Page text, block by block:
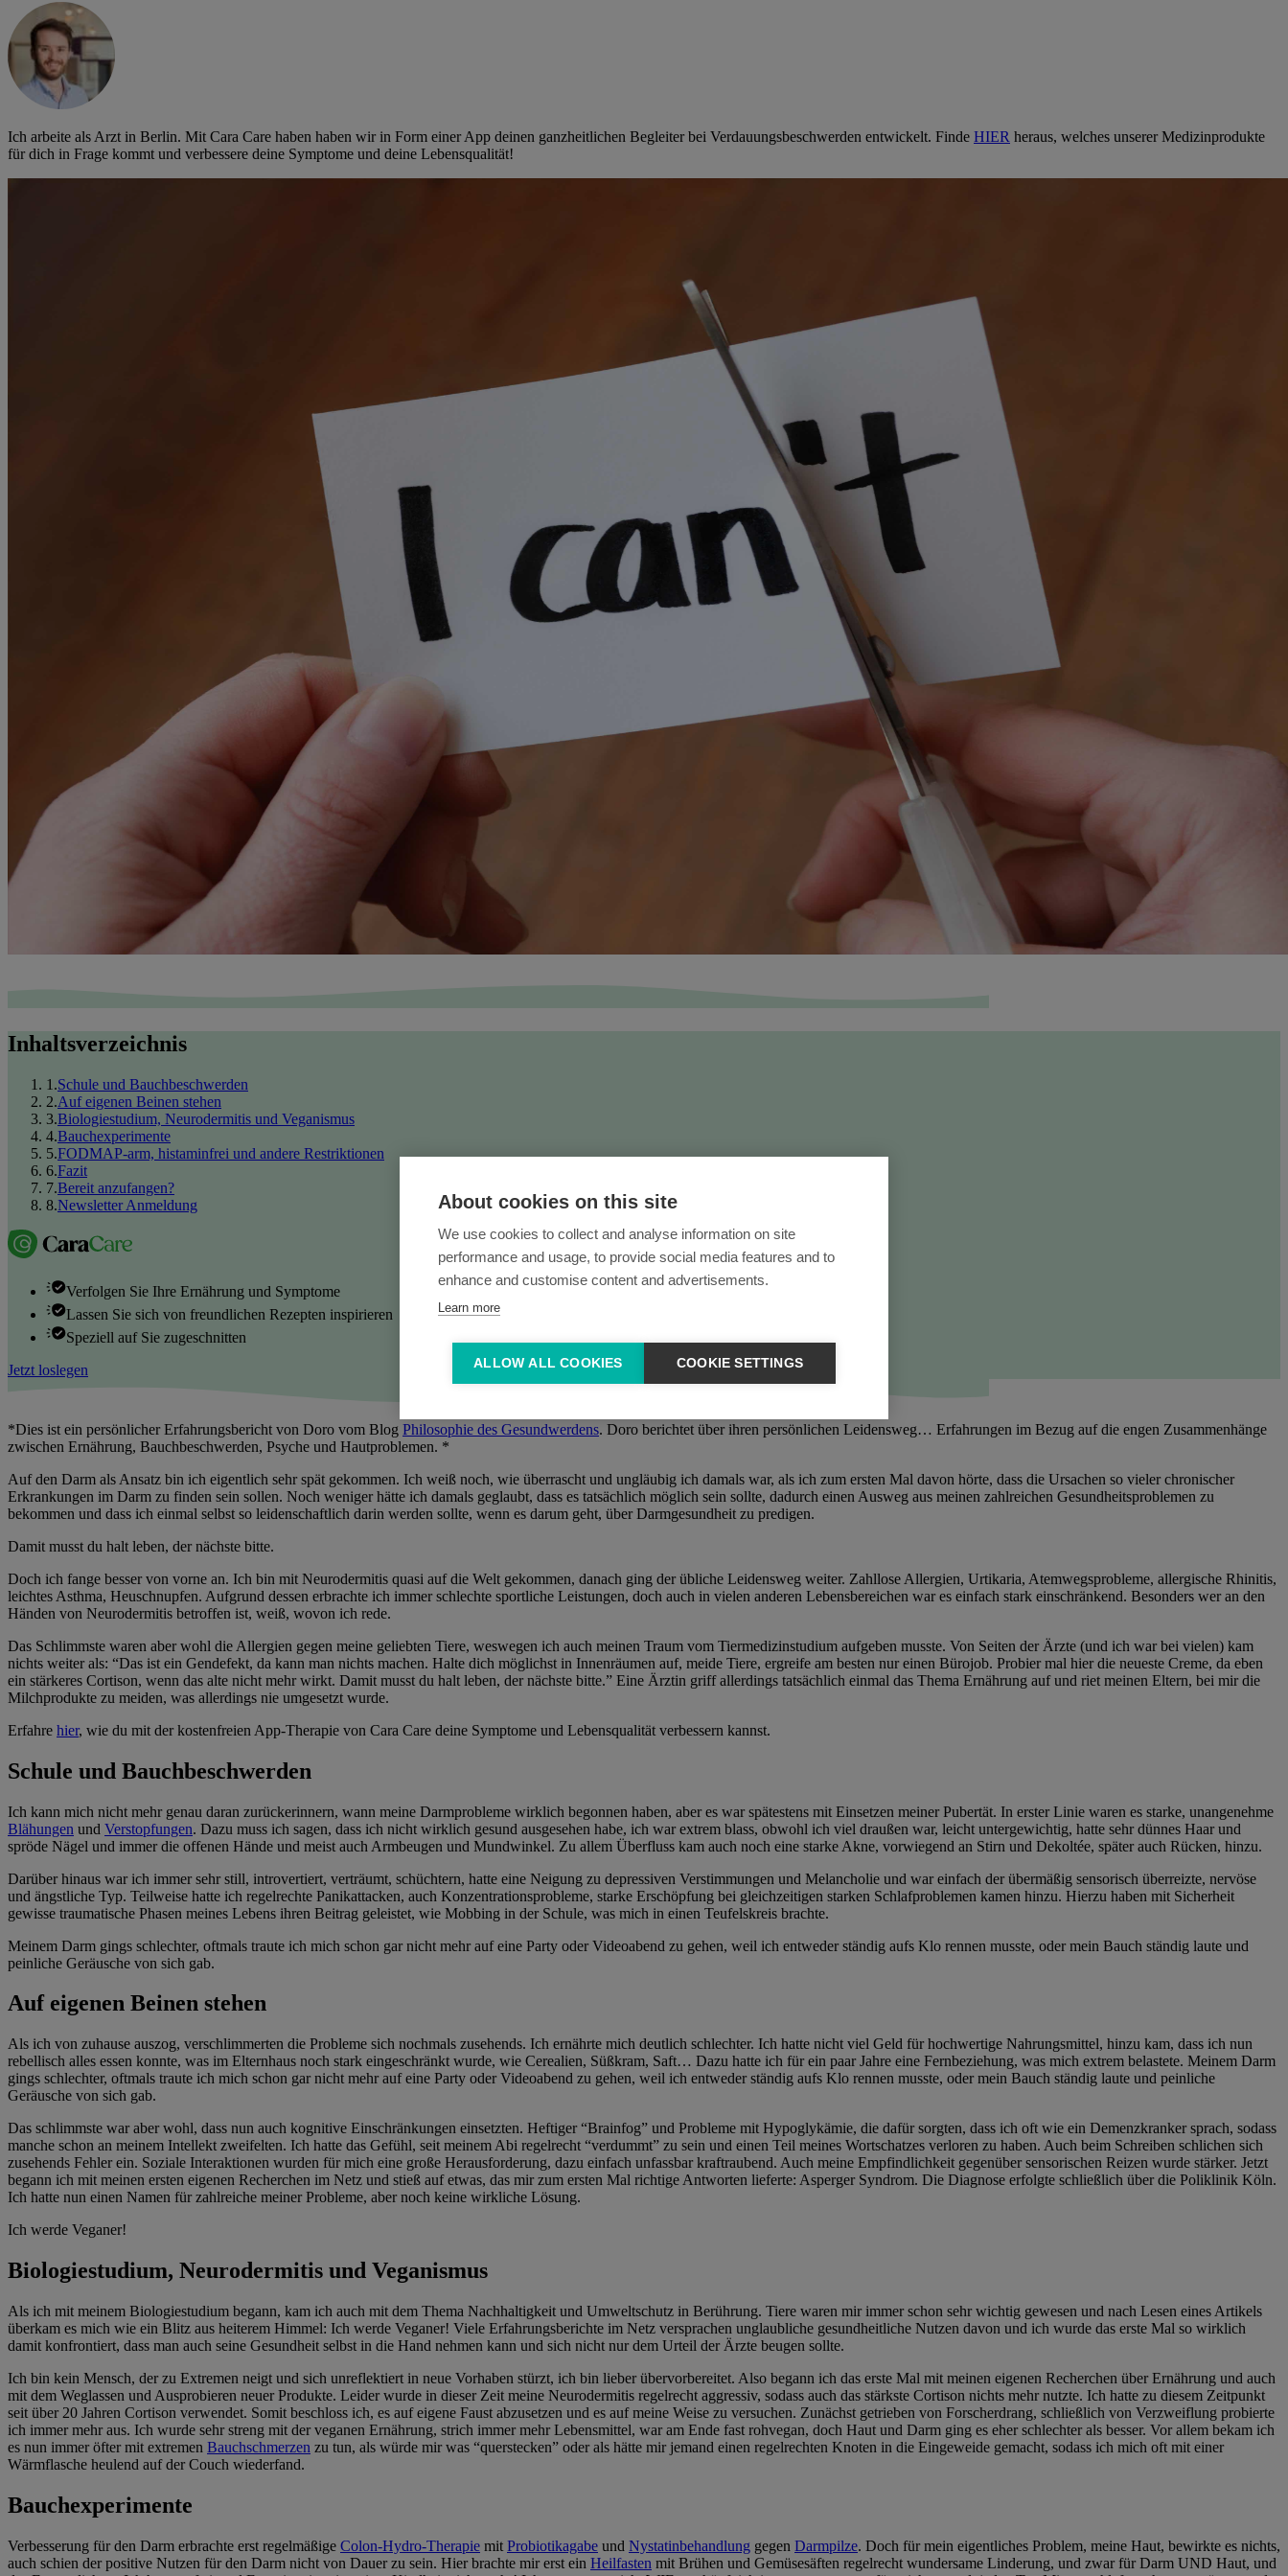
Ich arbeite als Arzt in Berlin. Mit Cara Care haben haben wir in Form einer App deinen ganzheitlichen Begleiter bei Verdauungsbeschwerden entwickelt. Finde HIER heraus, welches unserer Medizinprodukte
für dich in Frage kommt und verbessere deine Symptome und deine Lebensqualität!
Inhaltsverzeichnis
1 .Schule und Bauchbeschwerden
2.Auf eigenen Beinen stehen
3.Biologiestudium, Neurodermitis und Veganismus
4.Bauchexperimente
5.FODMAP-arm, histaminfrei und andere Restriktionen
6.Fazit
7.Bereit anzufangen?
8.Newsletter Anmeldung
Verfolgen Sie Ihre Ernährung und Symptome
Lassen Sie sich von freundlichen Rezepten inspirieren
Speziell auf Sie zugeschnitten
Jetzt loslegen
*Dies ist ein persönlicher Erfahrungsbericht von Doro vom Blog Philosophie des Gesundwerdens. Doro berichtet über ihren persönlichen Leidensweg… Erfahrungen im Bezug auf die engen Zusammenhänge
zwischen Ernährung, Bauchbeschwerden, Psyche und Hautproblemen. *
Auf den Darm als Ansatz bin ich eigentlich sehr spät gekommen. Ich weiß noch, wie überrascht und ungläubig ich damals war, als ich zum ersten Mal davon hörte, dass die Ursachen so vieler chronischer
Erkrankungen im Darm zu finden sein sollen. Noch weniger hätte ich damals geglaubt, dass es tatsächlich möglich sein sollte, dadurch einen Ausweg aus meinen zahlreichen Gesundheitsproblemen zu
bekommen und dass ich einmal selbst so leidenschaftlich darin werden sollte, wenn es darum geht, über Darmgesundheit zu predigen.
Damit musst du halt leben, der nächste bitte.
Doch ich fange besser von vorne an. Ich bin mit Neurodermitis quasi auf die Welt gekommen, danach ging der übliche Leidensweg weiter. Zahllose Allergien, Urtikaria, Atemwegsprobleme, allergische Rhinitis,
leichtes Asthma, Heuschnupfen. Aufgrund dessen erbrachte ich immer schlechte sportliche Leistungen, doch auch in vielen anderen Lebensbereichen war es einfach stark einschränkend. Besonders wer an den
Händen von Neurodermitis betroffen ist, weiß, wovon ich rede.
Das Schlimmste waren aber wohl die Allergien gegen meine geliebten Tiere, weswegen ich auch meinen Traum vom Tiermedizinstudium aufgeben musste. Von Seiten der Ärzte (und ich war bei vielen) kam
nichts weiter als: “Das ist ein Gendefekt, da kann man nichts machen. Halte dich möglichst in Innenräumen auf, meide Tiere, ergreife am besten nur einen Bürojob. Probier mal hier die neueste Creme, da eben
ein stärkeres Cortison, wenn das alte nicht mehr wirkt. Damit musst du halt leben, der nächste bitte.” Eine Ärztin griff allerdings tatsächlich einmal das Thema Ernährung auf und riet meinen Eltern, bei mir die
Milchprodukte zu meiden, was allerdings nie umgesetzt wurde.
Erfahre hier, wie du mit der kostenfreien App-Therapie von Cara Care deine Symptome und Lebensqualität verbessern kannst.
Schule und Bauchbeschwerden
Ich kann mich nicht mehr genau daran zurückerinnern, wann meine Darmprobleme wirklich begonnen haben, aber es war spätestens mit Einsetzen meiner Pubertät. In erster Linie waren es starke, unangenehme
Blähungen und Verstopfungen. Dazu muss ich sagen, dass ich nicht wirklich gesund ausgesehen habe, ich war extrem blass, obwohl ich viel draußen war, leicht untergewichtig, hatte sehr dünnes Haar und
spröde Nägel und immer die offenen Hände und meist auch Armbeugen und Mundwinkel. Zu allem Überfluss kam auch noch eine starke Akne, vorwiegend an Stirn und Dekoltée, später auch Rücken, hinzu.
Darüber hinaus war ich immer sehr still, introvertiert, verträumt, schüchtern, hatte eine Neigung zu depressiven Verstimmungen und Melancholie und war einfach der übermäßig sensorisch überreizte, nervöse
und ängstliche Typ. Teilweise hatte ich regelrechte Panikattacken, auch Konzentrationsprobleme, starke Erschöpfung bei gleichzeitigen starken Schlafproblemen kamen hinzu. Hierzu haben mit Sicherheit
gewisse traumatische Phasen meines Lebens ihren Beitrag geleistet, wie Mobbing in der Schule, was mich in einen Teufelskreis brachte.
Meinem Darm gings schlechter, oftmals traute ich mich schon gar nicht mehr auf eine Party oder Videoabend zu gehen, weil ich entweder ständig aufs Klo rennen musste, oder mein Bauch ständig laute und
peinliche Geräusche von sich gab.
Auf eigenen Beinen stehen
Als ich von zuhause auszog, verschlimmerten die Probleme sich nochmals zusehends. Ich ernährte mich deutlich schlechter. Ich hatte nicht viel Geld für hochwertige Nahrungsmittel, hinzu kam, dass ich nun
rebellisch alles essen konnte, was im Elternhaus noch stark eingeschränkt wurde, wie Cerealien, Süßkram, Saft… Dazu hatte ich für ein paar Jahre eine Fernbeziehung, was mich extrem belastete. Meinem Darm
gings schlechter, oftmals traute ich mich schon gar nicht mehr auf eine Party oder Videoabend zu gehen, weil ich entweder ständig aufs Klo rennen musste, oder mein Bauch ständig laute und peinliche
Geräusche von sich gab.
Das schlimmste war aber wohl, dass nun auch kognitive Einschränkungen einsetzten. Heftiger “Brainfog” und Probleme mit Hypoglykämie, die dafür sorgten, dass ich oft wie ein Demenzkranker sprach, sodass
manche schon an meinem Intellekt zweifelten. Ich hatte das Gefühl, seit meinem Abi regelrecht “verdummt” zu sein und einen Teil meines Wortschatzes verloren zu haben. Auch beim Schreiben schlichen sich
zusehends Fehler ein. Soziale Interaktionen wurden für mich eine große Herausforderung, dazu einfach unfassbar kraftraubend. Auch meine Empfindlichkeit gegenüber sensorischen Reizen wurde stärker. Jetzt
begann ich mit meinen ersten eigenen Recherchen im Netz und stieß auf etwas, das mir zum ersten Mal richtige Antworten lieferte: Asperger Syndrom. Die Diagnose erfolgte schließlich über die Poliklinik Köln.
Ich hatte nun einen Namen für zahlreiche meiner Probleme, aber noch keine wirkliche Lösung.
Ich werde Veganer!
Biologiestudium, Neurodermitis und Veganismus
Als ich mit meinem Biologiestudium begann, kam ich auch mit dem Thema Nachhaltigkeit und Umweltschutz in Berührung. Tiere waren mir immer schon sehr wichtig gewesen und nach Lesen eines Artikels
überkam es mich wie ein Blitz aus heiterem Himmel: Ich werde Veganer! Viele Erfahrungsberichte im Netz versprachen unglaubliche gesundheitliche Nutzen davon und ich wurde das erste Mal so wirklich
damit konfrontiert, dass man auch seine Gesundheit selbst in die Hand nehmen kann und sich nicht nur dem Urteil der Ärzte beugen sollte.
Ich bin kein Mensch, der zu Extremen neigt und sich unreflektiert in neue Vorhaben stürzt, ich bin lieber übervorbereitet. Also begann ich das erste Mal mit meinen eigenen Recherchen über Ernährung und auch
mit dem Weglassen und Ausprobieren neuer Produkte. Leider wurde in dieser Zeit meine Neurodermitis regelrecht aggressiv, sodass auch das stärkste Cortison nichts mehr nutzte. Ich hatte zu diesem Zeitpunkt
seit über 20 Jahren Cortison verwendet. Somit beschloss ich, es auf eigene Faust abzusetzen und es auf meine Weise zu versuchen. Zunächst getrieben von Forscherdrang, schließlich von Verzweiflung probierte
ich immer mehr aus. Ich wurde sehr streng mit der veganen Ernährung, strich immer mehr Lebensmittel, war am Ende fast rohvegan, doch Haut und Darm ging es eher schlechter als besser. Vor allem bekam ich
es nun immer öfter mit extremen Bauchschmerzen zu tun, als würde mir was “querstecken” oder als hätte mir jemand einen regelrechten Knoten in die Eingeweide gemacht, sodass ich mich oft mit einer
Wärmflasche heulend auf der Couch wiederfand.
Bauchexperimente
Verbesserung für den Darm erbrachte erst regelmäßige Colon-Hydro-Therapie mit Probiotikagabe und Nystatinbehandlung gegen Darmpilze. Doch für mein eigentliches Problem, meine Haut, bewirkte es nichts,
auch schien der positive Nutzen für den Darm nicht von Dauer zu sein. Hier brachte mir erst ein Heilfasten mit Brühen und Gemüsesäften regelrecht wundersame Linderung, und zwar für Darm UND Haut, und
About cookies on this site
We use cookies to collect and analyse information on site
performance and usage, to provide social media features and to
enhance and customise content and advertisements.
Learn more
ALLOW ALL COOKIES COOKIE SETTINGS